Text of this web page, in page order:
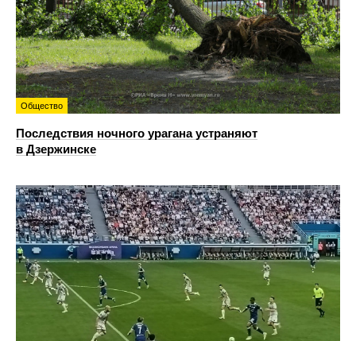
Общество
Последствия ночного урагана устраняют
в Дзержинске